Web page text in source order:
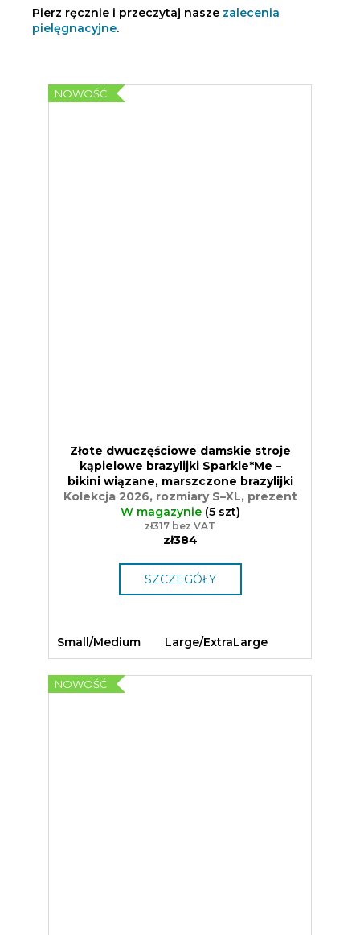
Pierz ręcznie i przeczytaj nasze zalecenia
pielęgnacyjne.
NOWOŚĆ
Złote dwuczęściowe damskie stroje
kąpielowe brazylijki Sparkle*Me –
bikini wiązane, marszczone brazylijki
Kolekcja 2026, rozmiary S–XL, prezent
W magazynie (5 szt)
zł317 bez VAT
zł384
SZCZEGÓŁY
Small/Medium Large/ExtraLarge
NOWOŚĆ